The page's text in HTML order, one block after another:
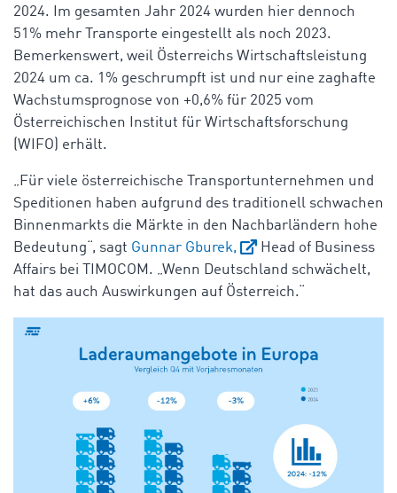
2024. Im gesamten Jahr 2024 wurden hier dennoch
51% mehr Transporte eingestellt als noch 2023.
Bemerkenswert, weil Österreichs Wirtschaftsleistung
2024 um ca. 1% geschrumpft ist und nur eine zaghafte
Wachstumsprognose von +0,6% für 2025 vom
Österreichischen Institut für Wirtschaftsforschung
(WIFO) erhält.
„Für viele österreichische Transportunternehmen und
Speditionen haben aufgrund des traditionell schwachen
Binnenmarkts die Märkte in den Nachbarländern hohe
Bedeutung“, sagt Gunnar Gburek,
Head of Business
Affairs bei TIMOCOM. „Wenn Deutschland schwächelt,
hat das auch Auswirkungen auf Österreich.“